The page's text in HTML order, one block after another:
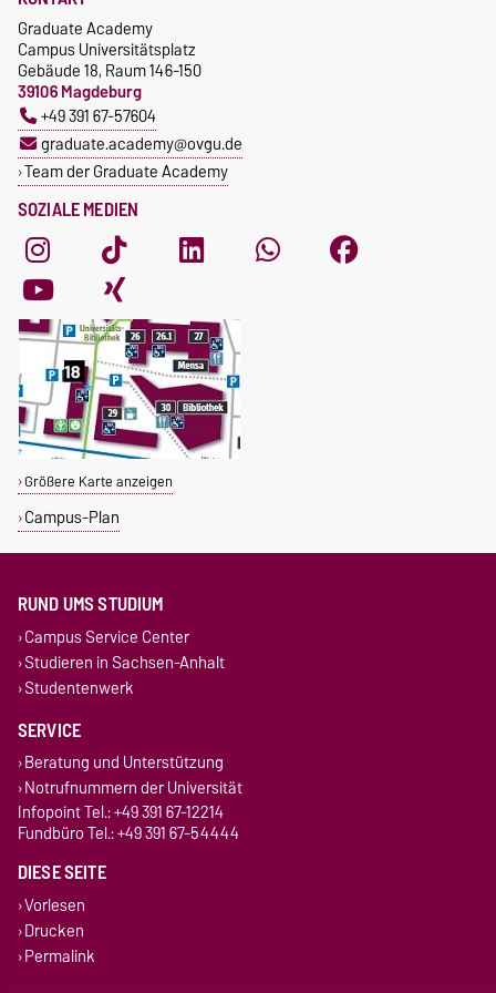
SOZIALE MEDIEN
Graduate Academy
Campus Universitätsplatz
Gebäude 18, Raum 146-150
39106 Magdeburg
+49 391 67-57604
graduate.academy@ovgu.de
Team der Graduate Academy
Größere Karte anzeigen
Campus-Plan
RUND UMS STUDIUM
Campus Service Center
Studieren in Sachsen-Anhalt
Studentenwerk
SERVICE
Beratung und Unterstützung
Notrufnummern der Universität
Infopoint Tel.: +49 391 67-12214
Fundbüro Tel.: +49 391 67-54444
DIESE SEITE
Vorlesen
Drucken
Permalink